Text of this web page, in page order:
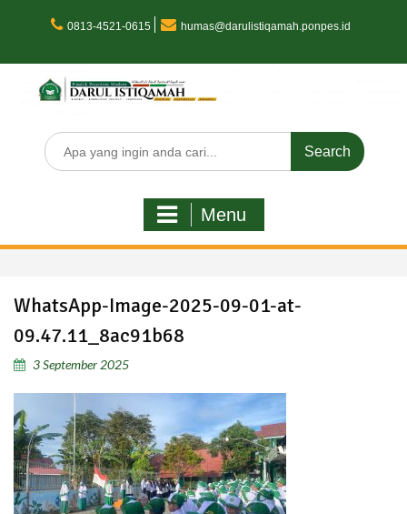
0813-4521-0615 humas@darulistiqamah.ponpes.id
Search
for:
Menu
WhatsApp-Image-2025-09-01-at-
09.47.11_8ac91b68
3 September 2025